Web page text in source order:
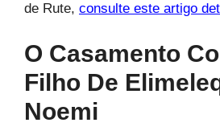
de Rute, consulte este artigo
O Casamento
Filho De
Noemi